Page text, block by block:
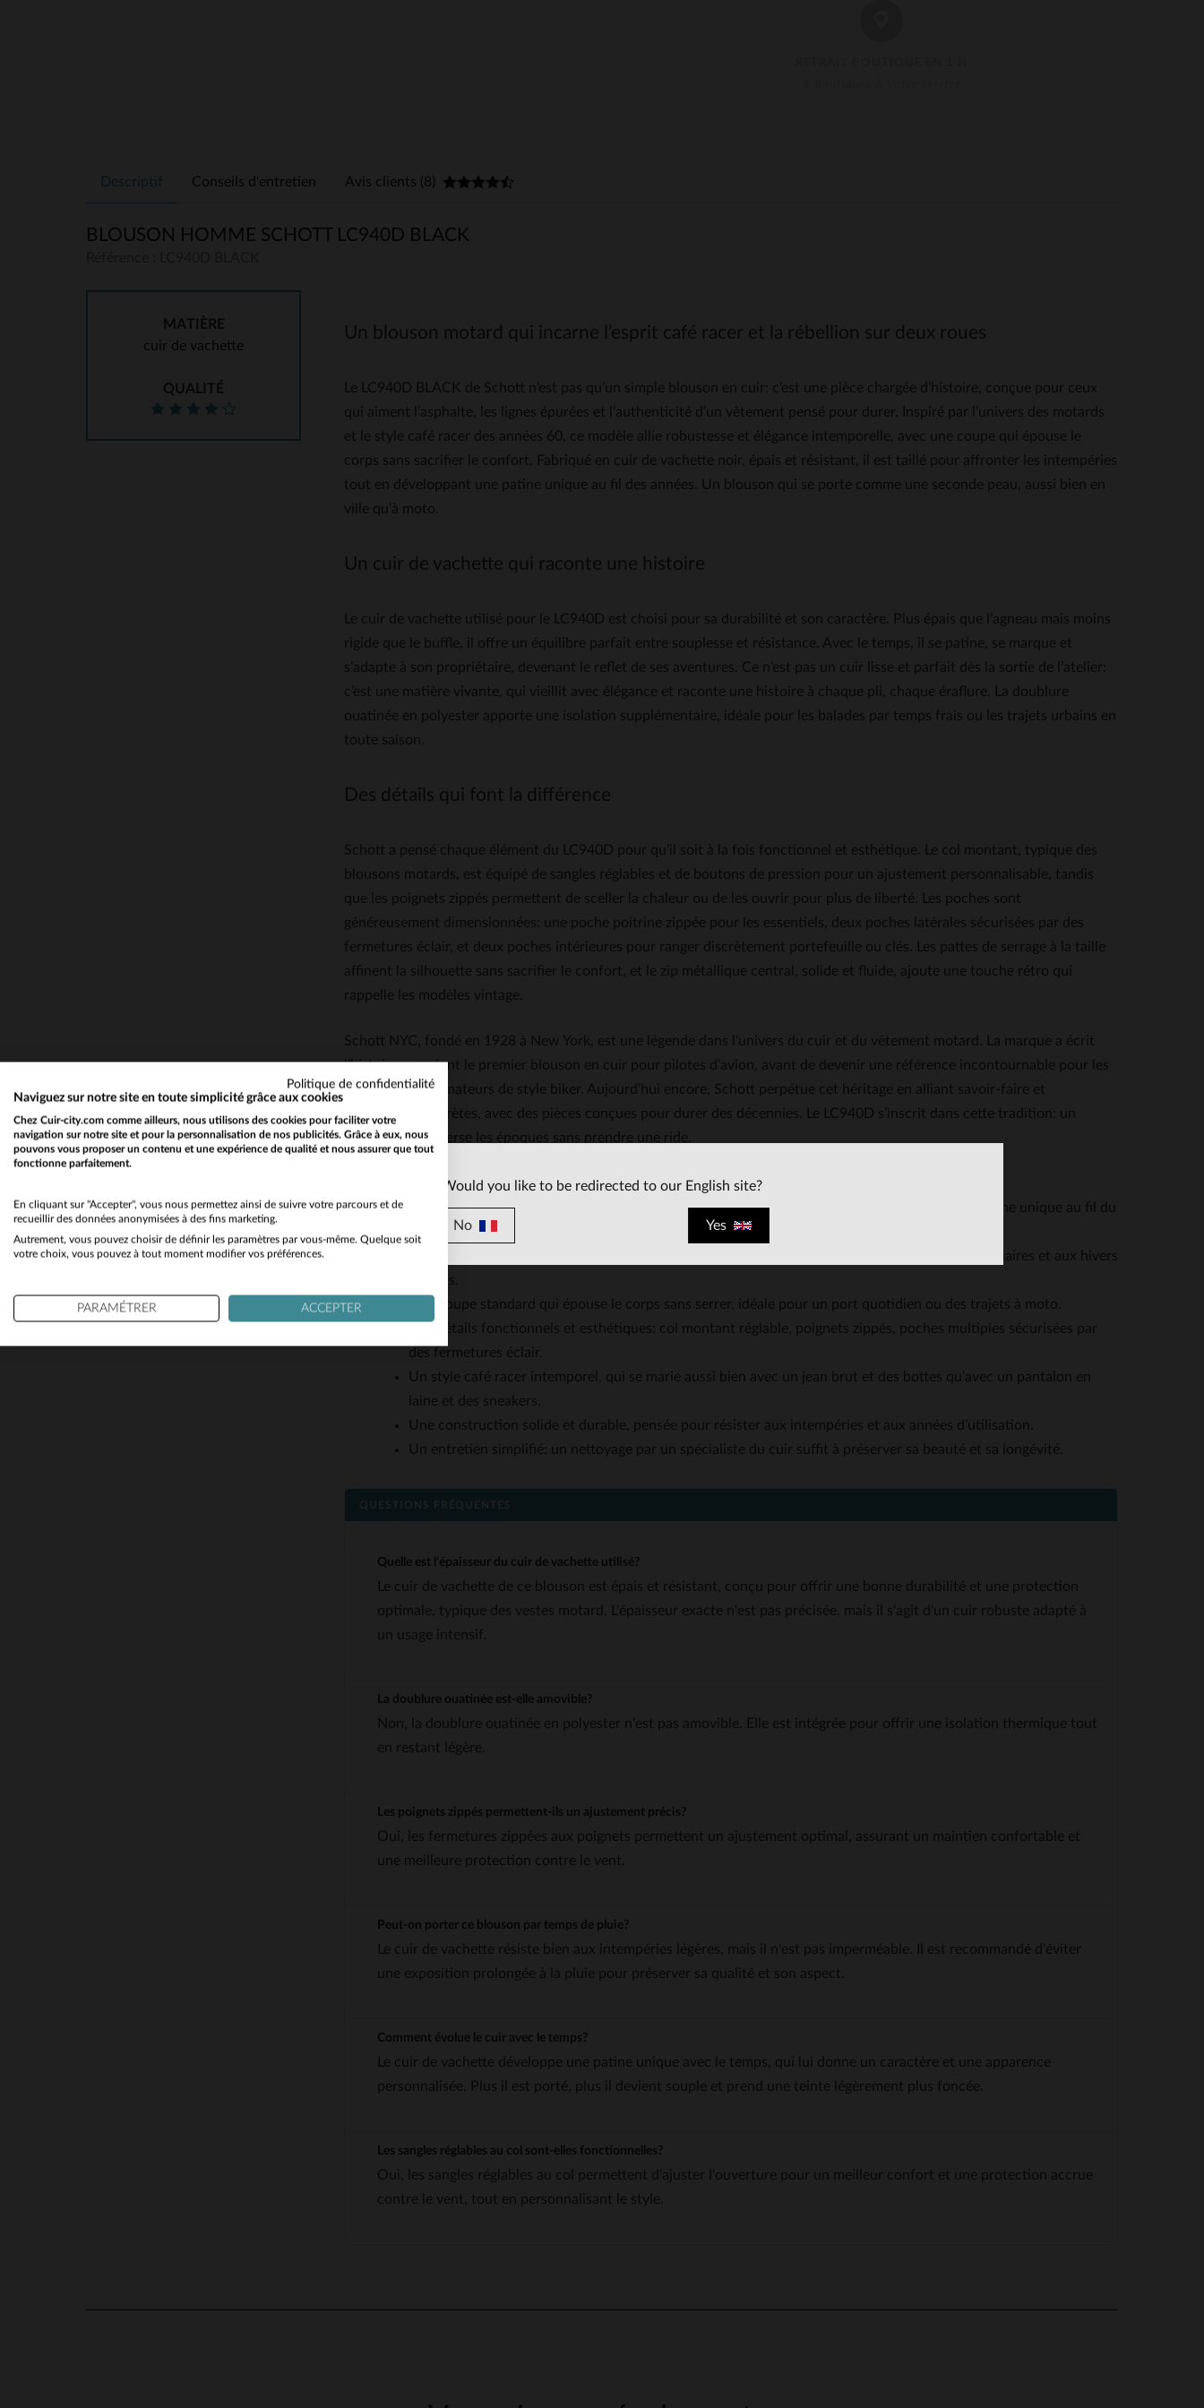
Descriptif Conseils d'entretien Avis clients (8)
BLOUSON HOMME SCHOTT LC940D BLACK
MATIÈRE
cuir de vachette
QUALITÉ
Un blouson motard qui incarne l’esprit café racer et la rébellion sur deux roues
Le LC940D BLACK de Schott n’est pas qu’un simple blouson en cuir: c’est une pièce chargée d’histoire, conçue pour ceux
qui aiment l’asphalte, les lignes épurées et l’authenticité d’un vêtement pensé pour durer. Inspiré par l’univers des motards
et le style café racer des années 60, ce modèle allie robustesse et élégance intemporelle, avec une coupe qui épouse le
corps sans sacrifier le confort. Fabriqué en cuir de vachette noir, épais et résistant, il est taillé pour affronter les intempéries
tout en développant une patine unique au fil des années. Un blouson qui se porte comme une seconde peau, aussi bien en
ville qu’à moto.
Un cuir de vachette qui raconte une histoire
Le cuir de vachette utilisé pour le LC940D est choisi pour sa durabilité et son caractère. Plus épais que l’agneau mais moins
rigide que le buffle, il offre un équilibre parfait entre souplesse et résistance. Avec le temps, il se patine, se marque et
s’adapte à son propriétaire, devenant le reflet de ses aventures. Ce n’est pas un cuir lisse et parfait dès la sortie de l’atelier:
c’est une matière vivante, qui vieillit avec élégance et raconte une histoire à chaque pli, chaque éraflure. La doublure
ouatinée en polyester apporte une isolation supplémentaire, idéale pour les balades par temps frais ou les trajets urbains en
toute saison.
Des détails qui font la différence
Schott a pensé chaque élément du LC940D pour qu’il soit à la fois fonctionnel et esthétique. Le col montant, typique des
blousons motards, est équipé de sangles réglables et de boutons de pression pour un ajustement personnalisable, tandis
que les poignets zippés permettent de sceller la chaleur ou de les ouvrir pour plus de liberté. Les poches sont
généreusement dimensionnées: une poche poitrine zippée pour les essentiels, deux poches latérales sécurisées par des
fermetures éclair, et deux poches intérieures pour ranger discrètement portefeuille ou clés. Les pattes de serrage à la taille
affinent la silhouette sans sacrifier le confort, et le zip métallique central, solide et fluide, ajoute une touche rétro qui
rappelle les modèles vintage.
Schott NYC, fondé en 1928 à New York, est une légende dans l’univers du cuir et du vêtement motard. La marque a écrit
l’histoire en créant le premier blouson en cuir pour pilotes d’avion, avant de devenir une référence incontournable pour les
motards et les amateurs de style biker. Aujourd’hui encore, Schott perpétue cet héritage en alliant savoir-faire et
innovations discrètes, avec des pièces conçues pour durer des décennies. Le LC940D s’inscrit dans cette tradition: un
blouson qui traverse les époques sans prendre une ride.
Caractéristiques
Un cuir de vachette épais et résistant, conçu pour vieillir avec caractère et développer une patine unique au fil du
temps.
Une doublure ouatinée en polyester pour une isolation optimale, adaptée aux saisons intermédiaires et aux hivers
urbains.
Une coupe standard qui épouse le corps sans serrer, idéale pour un port quotidien ou des trajets à moto.
Des détails fonctionnels et esthétiques: col montant réglable, poignets zippés, poches multiples sécurisées par
des fermetures éclair.
Un style café racer intemporel, qui se marie aussi bien avec un jean brut et des bottes qu’avec un pantalon en
laine et des sneakers.
Une construction solide et durable, pensée pour résister aux intempéries et aux années d’utilisation.
Un entretien simplifié: un nettoyage par un spécialiste du cuir suffit à préserver sa beauté et sa longévité.
QUESTIONS FRÉQUENTES
Quelle est l'épaisseur du cuir de vachette utilisé?
Le cuir de vachette de ce blouson est épais et résistant, conçu pour offrir une bonne durabilité et une protection
optimale, typique des vestes motard. L'épaisseur exacte n'est pas précisée, mais il s'agit d'un cuir robuste adapté à
un usage intensif.
La doublure ouatinée est-elle amovible?
Non, la doublure ouatinée en polyester n'est pas amovible. Elle est intégrée pour offrir une isolation thermique tout
en restant légère.
Les poignets zippés permettent-ils un ajustement précis?
Oui, les fermetures zippées aux poignets permettent un ajustement optimal, assurant un maintien confortable et
une meilleure protection contre le vent.
Peut-on porter ce blouson par temps de pluie?
Le cuir de vachette résiste bien aux intempéries légères, mais il n'est pas imperméable. Il est recommandé d'éviter
une exposition prolongée à la pluie pour préserver sa qualité et son aspect.
Comment évolue le cuir avec le temps?
Le cuir de vachette développe une patine unique avec le temps, qui lui donne un caractère et une apparence
personnalisée. Plus il est porté, plus il devient souple et prend une teinte légèrement plus foncée.
Les sangles réglables au col sont-elles fonctionnelles?
Oui, les sangles réglables au col permettent d'ajuster l'ouverture pour un meilleur confort et une protection accrue
contre le vent, tout en personnalisant le style.
La veste est un peu trop étroite pour des épaules larges. Je l'ai ensuite portée avec un sweat à capuche, en
VOIR L’AVIS D’ORIGINE Signaler
Would you like to be redirected to our English site?
No Yes
Politique de confidentialité
Naviguez sur notre site en toute simplicité grâce aux cookies
Chez Cuir-city.com comme ailleurs, nous utilisons des cookies pour faciliter votre
navigation sur notre site et pour la personnalisation de nos publicités. Grâce à eux, nous
pouvons vous proposer un contenu et une expérience de qualité et nous assurer que tout
fonctionne parfaitement.
En cliquant sur "Accepter", vous nous permettez ainsi de suivre votre parcours et de
recueillir des données anonymisées à des fins marketing.
Autrement, vous pouvez choisir de définir les paramètres par vous-même. Quelque soit
votre choix, vous pouvez à tout moment modifier vos préférences.
PARAMÉTRER ACCEPTER